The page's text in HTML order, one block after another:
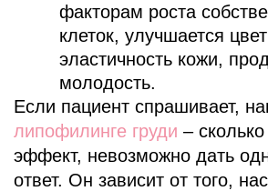
факторам роста
клеток, улучшается
эластичность кожи,
молодость.
Если пациент спрашивает,
липофилинге груди –
эффект, невозможно дать
ответ. Он зависит от того,